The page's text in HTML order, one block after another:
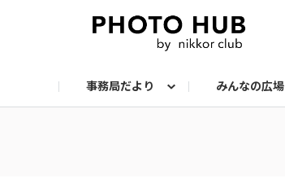
事務局だより みんなの広場